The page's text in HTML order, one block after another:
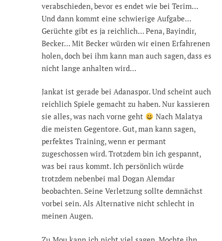
verabschieden, bevor es endet wie bei Terim…
Und dann kommt eine schwierige Aufgabe…
Gerüchte gibt es ja reichlich… Pena, Bayindir,
Becker… Mit Becker würden wir einen Erfahrenen
holen, doch bei ihm kann man auch sagen, dass es
nicht lange anhalten wird…
Jankat ist gerade bei Adanaspor. Und scheint auch
reichlich Spiele gemacht zu haben. Nur kassieren
sie alles, was nach vorne geht
Nach Malatya
die meisten Gegentore. Gut, man kann sagen,
perfektes Training, wenn er permant
zugeschossen wird. Trotzdem bin ich gespannt,
was bei raus kommt. Ich persönlich würde
trotzdem nebenbei mal Dogan Alemdar
beobachten. Seine Verletzung sollte demnächst
vorbei sein. Als Alternative nicht schlecht in
meinen Augen.